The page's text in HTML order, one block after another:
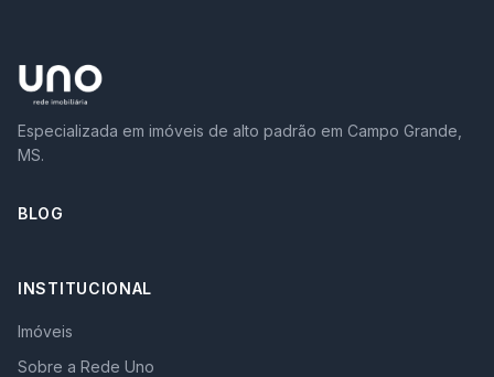
Especializada em imóveis de alto padrão em Campo Grande,
MS.
BLOG
INSTITUCIONAL
Imóveis
Sobre a Rede Uno